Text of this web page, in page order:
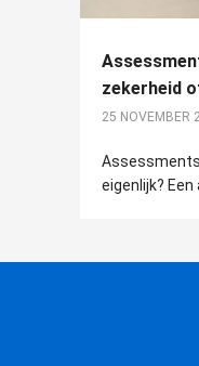
zekerheid
25 NOVEMBER
eigenlijk?